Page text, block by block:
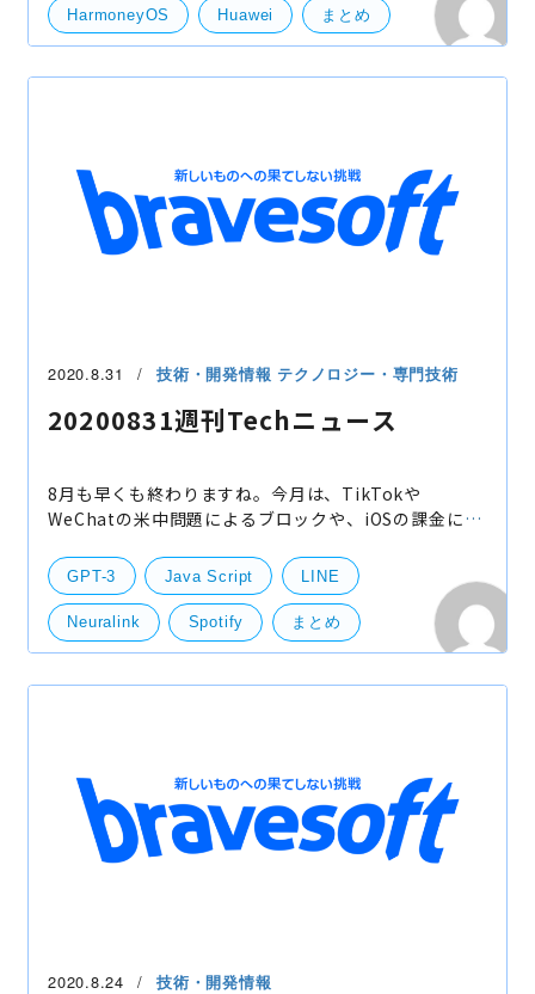
HarmoneyOS Huawei まとめ
2020.8.31 技術・開発情報 テクノロジー・専門技術
20200831週刊Techニュース
8月も早くも終わりますね。今月は、TikTokや
WeChatの米中問題によるブロックや、iOSの課金に対
いてもいろいろな問題が起きておりました。 スマホビ
ジネスを加速さ
GPT-3 Java Script LINE
Neuralink Spotify まとめ
2020.8.24 技術・開発情報